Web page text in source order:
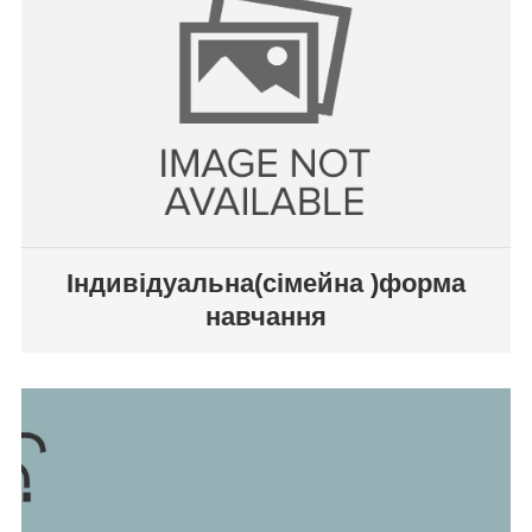
Індивідуальна(сімейна )форма
навчання